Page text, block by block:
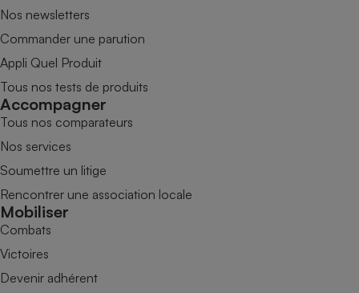
Nos newsletters
Commander une parution
Appli Quel Produit
Tous nos tests de produits
Accompagner
Tous nos comparateurs
Nos services
Soumettre un litige
Rencontrer une association locale
Mobiliser
Combats
Victoires
Devenir adhérent